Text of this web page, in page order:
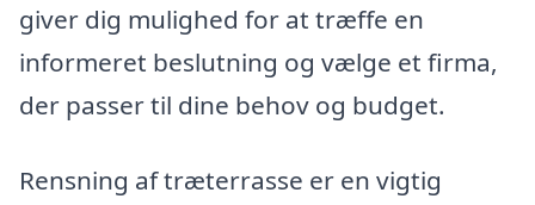
giver dig mulighed for at træffe en
informeret beslutning og vælge et firma,
der passer til dine behov og budget.
Rensning af træterrasse er en vigtig